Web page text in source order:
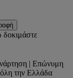
| Επώνυμη
την Ελλάδα